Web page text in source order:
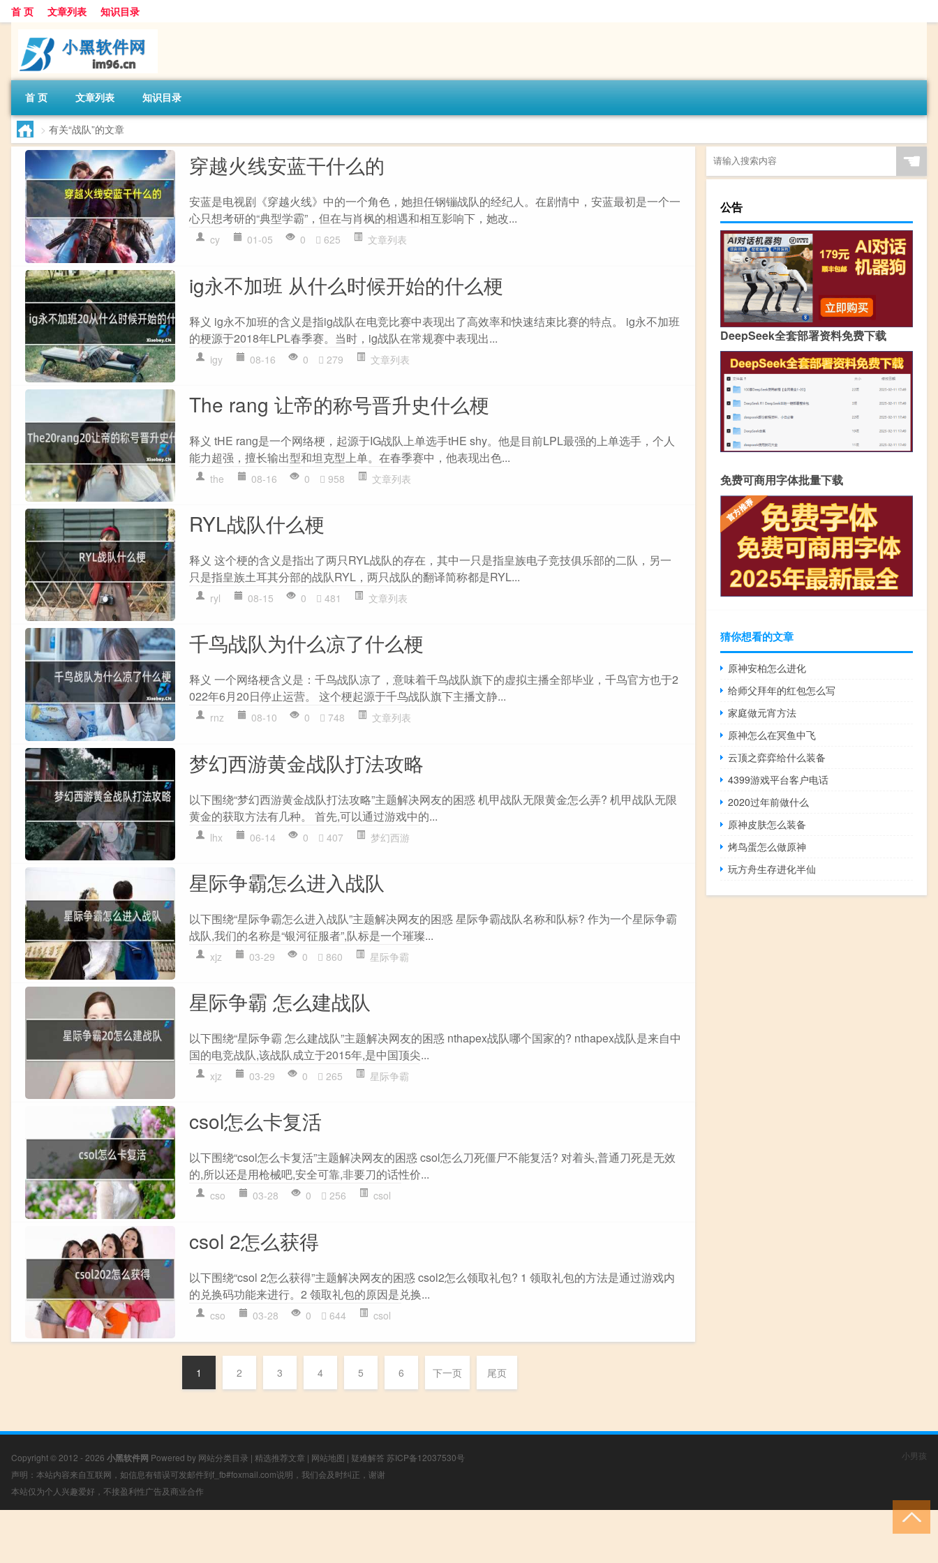
首 页 文章列表 知识目录
首 页 文章列表 知识目录
> 有关“战队”的文章
穿越火线安蓝干什么的
安蓝是电视剧《穿越火线》中的一个角色，她担任钢镚战队的经纪人。在剧情中，安蓝最初是一个一
心只想考研的“典型学霸”，但在与肖枫的相遇和相互影响下，她改...
cy 01-05 0 625 文章列表
ig永不加班 从什么时候开始的什么梗
释义 ig永不加班的含义是指ig战队在电竞比赛中表现出了高效率和快速结束比赛的特点。 ig永不加班
的梗源于2018年LPL春季赛。当时，ig战队在常规赛中表现出...
igy 08-16 0 279 文章列表
The rang 让帝的称号晋升史什么梗
释义 tHE rang是一个网络梗，起源于IG战队上单选手tHE shy。他是目前LPL最强的上单选手，个人
能力超强，擅长输出型和坦克型上单。在春季赛中，他表现出色...
the 08-16 0 958 文章列表
RYL战队什么梗
释义 这个梗的含义是指出了两只RYL战队的存在，其中一只是指皇族电子竞技俱乐部的二队，另一
只是指皇族土耳其分部的战队RYL，两只战队的翻译简称都是RYL...
ryl 08-15 0 481 文章列表
千鸟战队为什么凉了什么梗
释义 一个网络梗含义是：千鸟战队凉了，意味着千鸟战队旗下的虚拟主播全部毕业，千鸟官方也于2
022年6月20日停止运营。 这个梗起源于千鸟战队旗下主播文静...
rnz 08-10 0 748 文章列表
梦幻西游黄金战队打法攻略
以下围绕“梦幻西游黄金战队打法攻略”主题解决网友的困惑 机甲战队无限黄金怎么弄? 机甲战队无限
黄金的获取方法有几种。 首先,可以通过游戏中的...
lhx 06-14 0 407 梦幻西游
星际争霸怎么进入战队
以下围绕“星际争霸怎么进入战队”主题解决网友的困惑 星际争霸战队名称和队标? 作为一个星际争霸
战队,我们的名称是“银河征服者”,队标是一个璀璨...
xjz 03-29 0 860 星际争霸
星际争霸 怎么建战队
以下围绕“星际争霸 怎么建战队”主题解决网友的困惑 nthapex战队哪个国家的? nthapex战队是来自中
国的电竞战队,该战队成立于2015年,是中国顶尖...
xjz 03-29 0 265 星际争霸
csol怎么卡复活
以下围绕“csol怎么卡复活”主题解决网友的困惑 csol怎么刀死僵尸不能复活? 对着头,普通刀死是无效
的,所以还是用枪械吧,安全可靠,非要刀的话性价...
cso 03-28 0 256 csol
csol 2怎么获得
以下围绕“csol 2怎么获得”主题解决网友的困惑 csol2怎么领取礼包? 1 领取礼包的方法是通过游戏内
的兑换码功能来进行。2 领取礼包的原因是兑换...
cso 03-28 0 644 csol
1 2 3 4 5 6 下一页 尾页
☚
公告
DeepSeek全套部署资料免费下载
免费可商用字体批量下载
猜你想看的文章
原神安柏怎么进化
给师父拜年的红包怎么写
家庭做元宵方法
原神怎么在冥鱼中飞
云顶之弈弈给什么装备
4399游戏平台客户电话
2020过年前做什么
原神皮肤怎么装备
烤鸟蛋怎么做原神
玩方舟生存进化半仙
Copyright © 2012 - 2026 小黑软件网 Powered by 网站分类目录 | 精选推荐文章 | 网站地图 | 疑难解答 苏ICP备12037530号
声明：本站内容来自互联网，如信息有错误可发邮件到f_fb#foxmail.com说明，我们会及时纠正，谢谢
本站仅为个人兴趣爱好，不接盈利性广告及商业合作
小男孩